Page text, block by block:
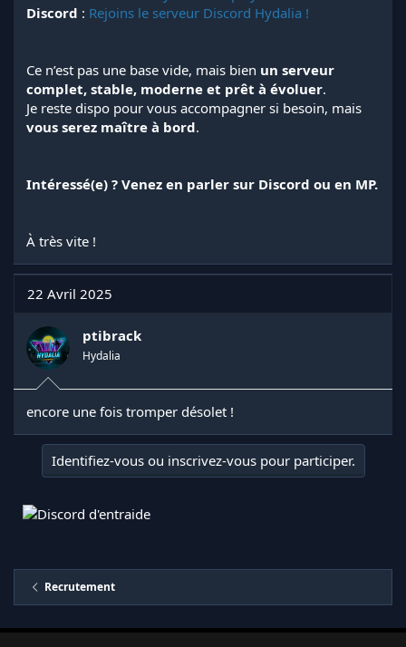
Discord : Rejoins le serveur Discord Hydalia !
Ce n’est pas une base vide, mais bien un serveur
complet, stable, moderne et prêt à évoluer.
Je reste dispo pour vous accompagner si besoin, mais
vous serez maître à bord.
Intéressé(e) ? Venez en parler sur Discord ou en MP.
À très vite !
22 Avril 2025
ptibrack
Hydalia
encore une fois tromper désolet !
Identifiez-vous ou inscrivez-vous pour participer.
Recrutement